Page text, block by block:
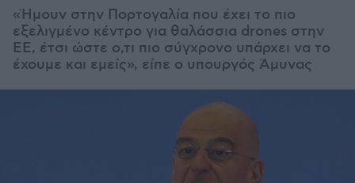
«Ήμουν στην Πορτογαλία που έχει το πιο
εξελιγμένο κέντρο για θαλάσσια drones στην
ΕΕ, έτσι ώστε ο,τι πιο σύγχρονο υπάρχει να το
έχουμε και εμείς», είπε ο υπουργός Άμυνας